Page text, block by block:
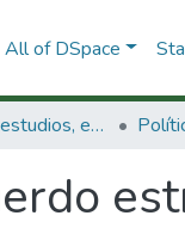
All of DSpace
3.2.1. Políticas, estudios, evaluaciones e indicadores de CTeI